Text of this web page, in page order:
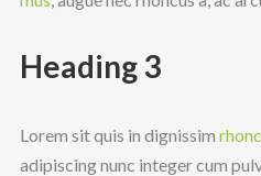
Heading 3
Lorem sit quis in dignissim
adipiscing nunc integer cum